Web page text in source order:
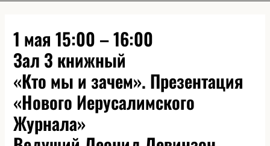
1 мая 15:00 – 16:00
Зал 3 книжный
«Кто мы и зачем». Презентация
«Нового Иерусалимского
Журнала»